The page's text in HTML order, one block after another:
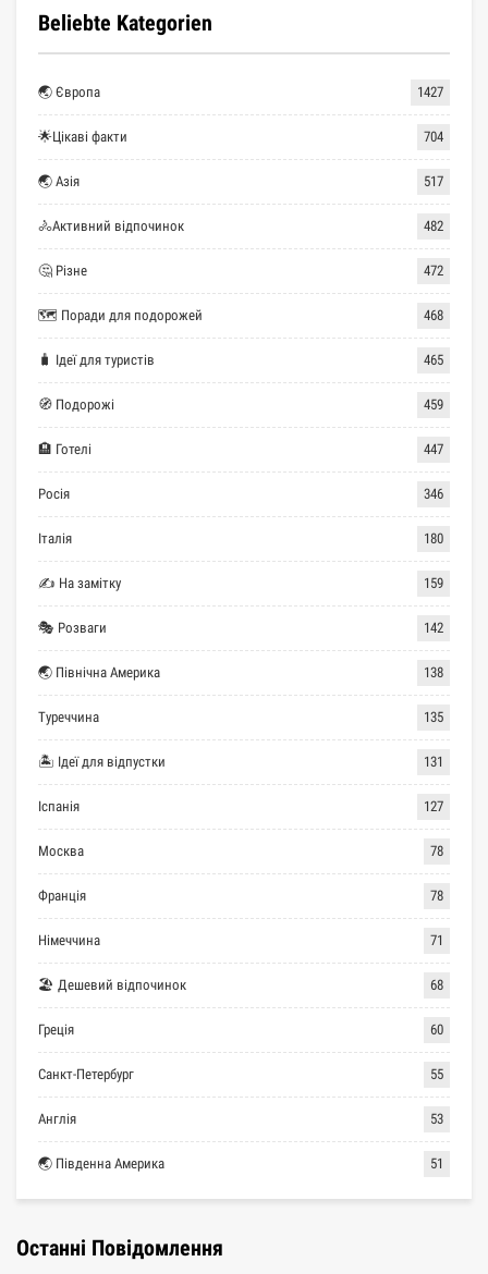
Beliebte Kategorien
🌏 Європа 1427
🌟Цікаві факти 704
🌏 Азія 517
🚴Активний відпочинок 482
🤔 Різне 472
🗺 Поради для подорожей 468
🧳 Ідеї для туристів 465
🧭 Подорожі 459
🏨 Готелі 447
Росія 346
Італія 180
✍ На замітку 159
🎭 Розваги 142
🌏 Північна Америка 138
Туреччина 135
🏝 Ідеї для відпустки 131
Іспанія 127
Москва 78
Франція 78
Німеччина 71
🏖 Дешевий відпочинок 68
Греція 60
Санкт-Петербург 55
Англія 53
🌏 Південна Америка 51
Останні Повідомлення